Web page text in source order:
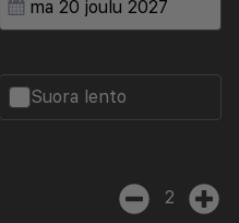
Suora lento
2